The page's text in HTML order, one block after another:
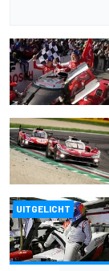
UITGELICHT